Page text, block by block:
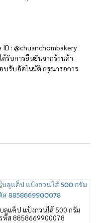
: @chuanchombakery
ด้รับการยืนยันจากร้านค้า
บรับอัตโนมัติ กรุณารอการ
ลูแค็ป แป้งกวนไส้ 500 กรัม
รหัส 8858669900078